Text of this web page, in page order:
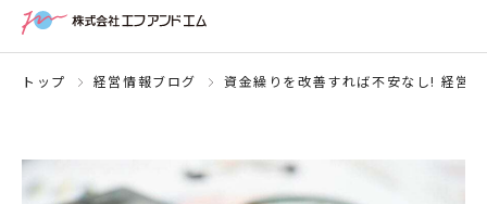
トップ 経営情報ブログ 資金繰りを改善すれば不安なし! 経営